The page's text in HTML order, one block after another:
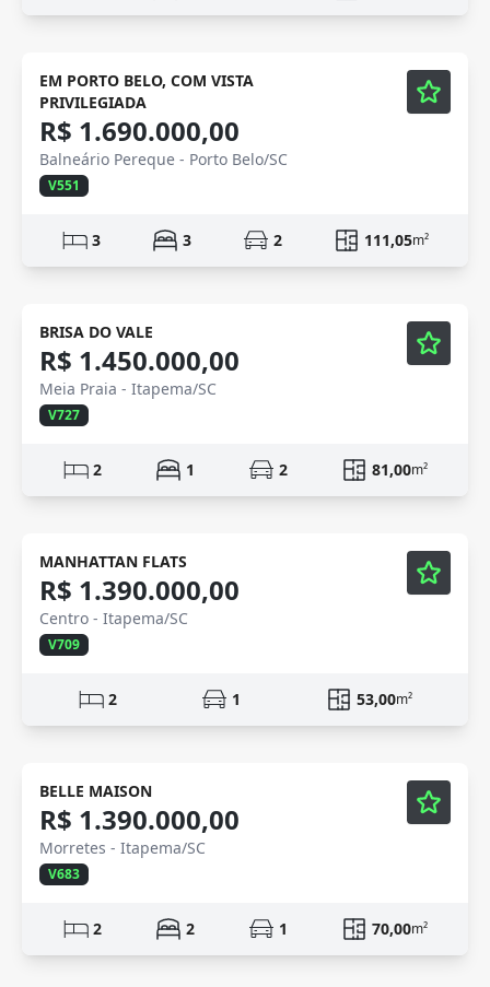
OPORTUNIDADE
Vídeo
Mobiliado
EM PORTO BELO, COM VISTA
PRIVILEGIADA
R$ 1.690.000,00
Balneário Pereque - Porto Belo/SC
V551
3 3 2 111,05m²
Vídeo Mobiliado
BRISA DO VALE
R$ 1.450.000,00
Meia Praia - Itapema/SC
V727
2 1 2 81,00m²
Vídeo Mobiliado
MANHATTAN FLATS
R$ 1.390.000,00
Centro - Itapema/SC
V709
2 1 53,00m²
Vídeo Mobiliado
BELLE MAISON
R$ 1.390.000,00
Morretes - Itapema/SC
V683
2 2 1 70,00m²